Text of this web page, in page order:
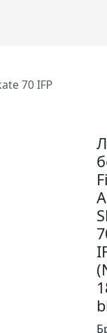
70 IFP